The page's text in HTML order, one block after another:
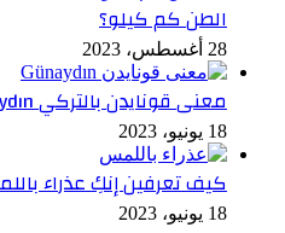
الطن كم كيلو؟
28 أغسطس، 2023
معنى قونايدن بالتركي Günaydın
18 يونيو، 2023
كيف تعرفين إنكِ عذراء
18 يونيو، 2023